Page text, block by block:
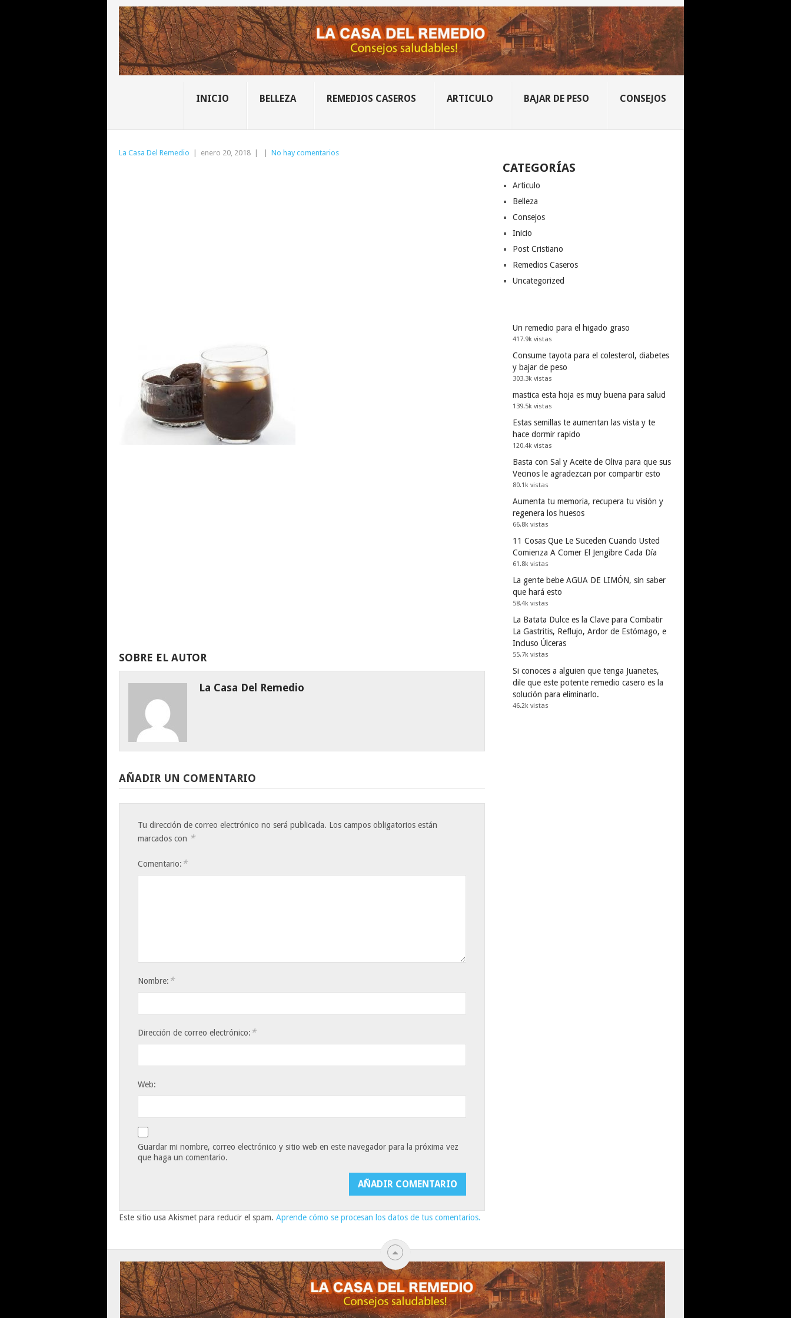
INICIO BELLEZA REMEDIOS CASEROS ARTICULO BAJAR DE PESO CONSEJOS
La Casa Del Remedio | enero 20, 2018 | | No hay comentarios
SOBRE EL AUTOR
La Casa Del Remedio
AÑADIR UN COMENTARIO
Tu dirección de correo electrónico no será publicada. Los campos obligatorios están
marcados con *
Comentario: *
Nombre: *
Dirección de correo electrónico: *
Web:
Guardar mi nombre, correo electrónico y sitio web en este navegador para la próxima vez
que haga un comentario.
Este sitio usa Akismet para reducir el spam. Aprende cómo se procesan los datos de tus comentarios.
CATEGORÍAS
Articulo
Belleza
Consejos
Inicio
Post Cristiano
Remedios Caseros
Uncategorized
Un remedio para el higado graso
417.9k vistas
Consume tayota para el colesterol, diabetes
y bajar de peso
303.3k vistas
mastica esta hoja es muy buena para salud
139.5k vistas
Estas semillas te aumentan las vista y te
hace dormir rapido
120.4k vistas
Basta con Sal y Aceite de Oliva para que sus
Vecinos le agradezcan por compartir esto
80.1k vistas
Aumenta tu memoria, recupera tu visión y
regenera los huesos
66.8k vistas
11 Cosas Que Le Suceden Cuando Usted
Comienza A Comer El Jengibre Cada Día
61.8k vistas
La gente bebe AGUA DE LIMÓN, sin saber
que hará esto
58.4k vistas
La Batata Dulce es la Clave para Combatir
La Gastritis, Reflujo, Ardor de Estómago, e
Incluso Úlceras
55.7k vistas
Si conoces a alguien que tenga Juanetes,
dile que este potente remedio casero es la
solución para eliminarlo.
46.2k vistas